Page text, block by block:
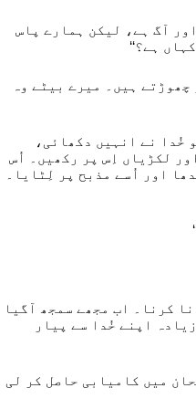
آگ ہے، لیکن ہمارے پاس
ہے؟‘‘
چھوڑتے ہیں۔ میرے بیٹے وہ
خُدا نے انہیں دکھائی،
لکڑیاں اِس پر رکھیں۔ اُس
اور اُسے مذبح پر لِٹایا۔
نا کرنا۔ اب مجھے سمجھ آگیا
اپنے خُدا سے پیار
میں کامیابی حاصل کر لی